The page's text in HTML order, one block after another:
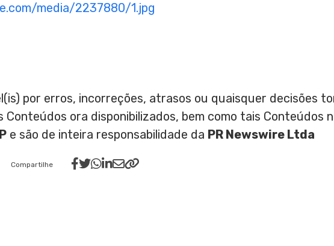
media/2237880/1.jpg
por erros, incorreções, atrasos ou quaisquer decisões
Conteúdos ora disponibilizados, bem como tais Conteúdos
e são de inteira responsabilidade da PR Newswire Ltda
Compartilhe